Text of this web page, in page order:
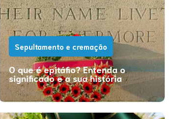
Sepultamento e cremação
O que é epitáfio? Entenda o
significado e a sua história